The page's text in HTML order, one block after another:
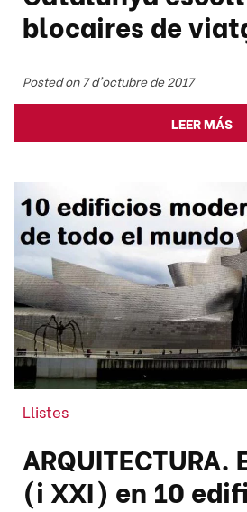
blocaires de
Posted on 7 d'octubre de 2017
LEER MÁS
Llistes
(i XXI) en 10